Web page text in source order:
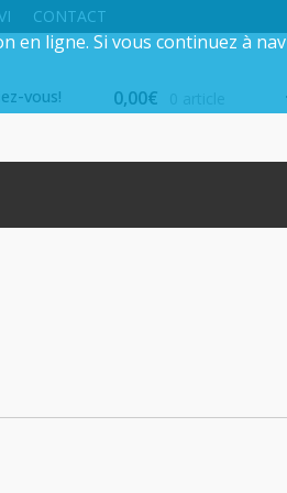
CONTACT
vous!
0,00€
ligne. Si vous continuez à